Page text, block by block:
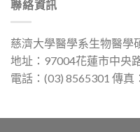
聯絡資訊
慈濟大學醫學系生物醫學
地址：97004花蓮市中央
電話：(03) 8565301 傳真